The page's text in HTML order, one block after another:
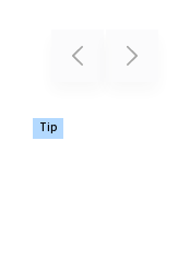
Previous Next